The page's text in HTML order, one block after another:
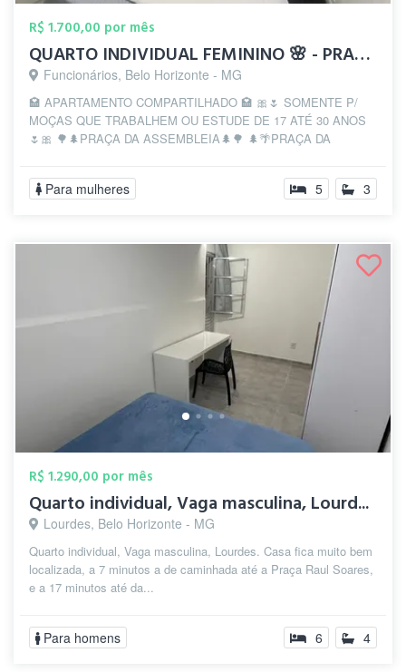
R$ 1.700,00 por mês
QUARTO INDIVIDUAL FEMININO 🌸 - PRAÇA DA...
Funcionários, Belo Horizonte - MG
🏩 APARTAMENTO COMPARTILHADO 🏩 🎀🌷 SOMENTE P/
MOÇAS QUE TRABALHEM OU ESTUDE DE 17 ATÉ 30 ANOS
🌷🎀 🌳🌲PRAÇA DA ASSEMBLEIA🌲🌳 🌲🌴PRAÇA DA
Para mulheres 5 3
R$ 1.290,00 por mês
Quarto individual, Vaga masculina, Lourd...
Lourdes, Belo Horizonte - MG
Quarto individual, Vaga masculina, Lourdes. Casa fica muito bem
localizada, a 7 minutos a de caminhada até a Praça Raul Soares,
e a 17 minutos até da...
Para homens 6 4